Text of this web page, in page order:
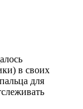
в своих
для